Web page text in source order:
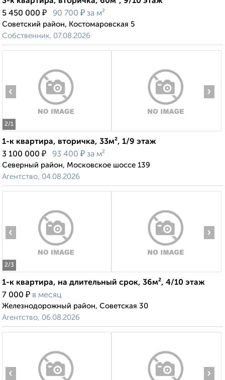
5 450 000 ₽ 90 700 ₽ за м²
Советский район, Костомаровская 5
Собственник, 07.08.2026
2/1
‹ ›
1-к квартира, вторичка, 33м², 1/9 этаж
3 100 000 ₽ 93 400 ₽ за м²
Северный район, Московское шоссе 139
Агентство, 04.08.2026
2/3
‹ ›
1-к квартира, на длительный срок, 36м², 4/10 этаж
7 000 ₽ в месяц
Железнодорожный район, Советская 30
Агентство, 06.08.2026
‹ ›